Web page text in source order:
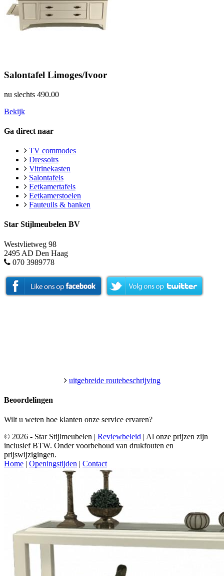
Salontafel Limoges/Ivoor
nu slechts 490.00
Bekijk
Ga direct naar
TV commodes
Dressoirs
Vitrinekasten
Salontafels
Eetkamertafels
Eetkamerstoelen
Fauteuils & banken
Star Stijlmeubelen BV
Westvlietweg 98
2495 AD Den Haag
070 3989778
uitgebreide routebeschrijving
Beoordelingen
Wilt u weten hoe klanten onze service ervaren?
© 2026 - Star Stijlmeubelen | Reviewbeleid | Al onze prijzen zijn
inclusief BTW. Onder voorbehoud van drukfouten en
prijswijzigingen.
Home | Openingstijden | Contact